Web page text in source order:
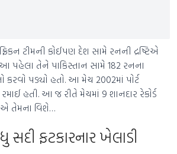
ટીમની કોઈપણ દેશ સામે રનની દ્રષ્ટિએ
પહેલા તેને પાકિસ્તાન સામે 182 રનના
કરવો પડ્યો હતો. આ મેચ 2002માં પોર્ટ
હતી. આ જ રીતે મેચમાં 9 શાનદાર રેકોર્ડ
તેમના વિશે…
સદી ફટકારનાર ખેલાડી